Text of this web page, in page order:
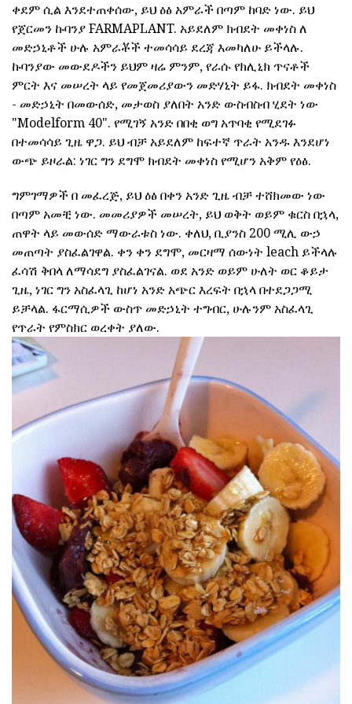
ቀደም ሲል እንደተጠቀሰው, ይህ ዕፅ አምራች በጣም ከባድ ነው. ይህ
የጀርመን ኩባንያ FARMAPLANT. አይደለም ክብደት መቀነስ ለ
መድኃኒቶች ሁሉ አምራቾች ተመሳሳይ ደረጃ እመካለሁ ይችላሉ.
ኩባንያው መውደዶችን ይህም ዛሬ ምንም, የራሱ የክሊኒክ ጥናቶች
ምርት እና መሠረት ላይ የመጀመሪያውን መድሃኒት ይፋ. ክብደት መቀነስ
- መድኃኒት በመውሰድ, መታወስ ያለበት አንድ ውስብስብ ሂደት ነው
"Modelform 40". የሚገኝ አንድ በበቂ ወግ አጥባቂ የሚደገፉ
በተመሳሳይ ጊዜ ዋጋ. ይህ ብቻ አይደለም ከፍተኛ ጥራት አንዱ እንደሆነ
ውጭ ይዞራል: ነገር ግን ደግሞ ክብደት መቀነስ የሚሆን አቅም የዕፅ.
ግምገማዎች በ መፈረጅ, ይህ ዕፅ በቀን አንድ ጊዜ ብቻ ተሸክመው ነው
በጣም አመቺ ነው. መመሪያዎች መሠረት, ይህ ወቅት ወይም ቁርስ በኋላ,
ጠዋት ላይ መውሰድ ማውራቱስ ነው. ቀለህ, ቢያንስ 200 ሚሊ ውኃ
መጠጣት ያስፈልገዋል. ቀን ቀን ደግሞ, መርዛማ ሰውነት leach ይችላሉ
ፈሳሽ ቅበላ ለማሳደግ ያስፈልገናል. ወደ አንድ ወይም ሁለት ወር ቆይታ
ጊዜ, ነገር ግን አስፈላጊ ከሆነ አንድ አጭር እረፍት በኋላ በተደጋጋሚ
ይቻላል. ፋርማሲዎች ውስጥ መድኃኒት ተግብር, ሁሉንም አስፈላጊ
የጥራት የምስክር ወረቀት ያለው.